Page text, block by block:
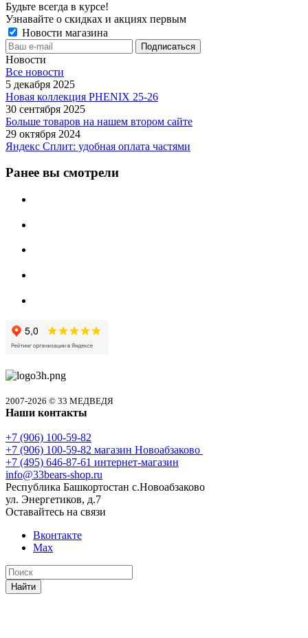
Будьте всегда в курсе!
Узнавайте о скидках и акциях первым
Новости магазина
Новости
Все новости
5 декабря 2025
Новая коллекция PHENIX 25-26
30 сентября 2025
Больше товаров на нашем втором сайте
29 октября 2024
Яндекс Сплит: удобная оплата частями
Ранее вы смотрели
2007-2026 © 33 МЕДВЕДЯ
Наши контакты
+7 (906) 100-59-82
+7 (906) 100-59-82 магазин Новоабзаково
+7 (495) 646-87-61 интернет-магазин
info@33bears-shop.ru
Республика Башкортостан с.Новоабзаково
ул. Энергетиков, д.7
Оставайтесь на связи
Вконтакте
Max
Найти